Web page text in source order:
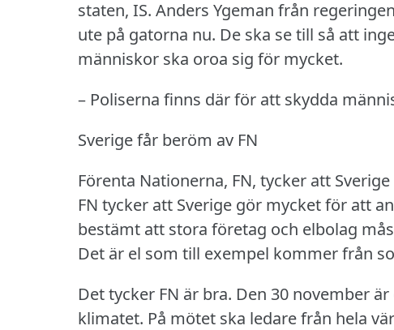
staten, IS. Anders Ygeman från
ute på gatorna nu. De ska se till så att
människor ska oroa sig för mycket.
– Poliserna finns där för att skydda
Sverige får beröm av FN
Förenta Nationerna, FN, tycker att
FN tycker att Sverige gör mycket för att
bestämt att stora företag och elbolag
Det är el som till exempel kommer från
Det tycker FN är bra. Den 30 november
klimatet. På mötet ska ledare från hela